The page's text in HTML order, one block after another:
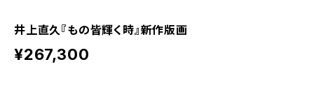
井上直久『もの皆輝く時』新作版画
¥267,300